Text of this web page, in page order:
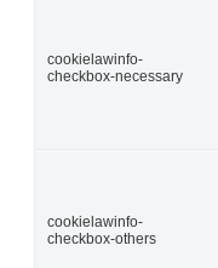
cookielawinfo-
checkbox-necessary
cookielawinfo-
checkbox-others